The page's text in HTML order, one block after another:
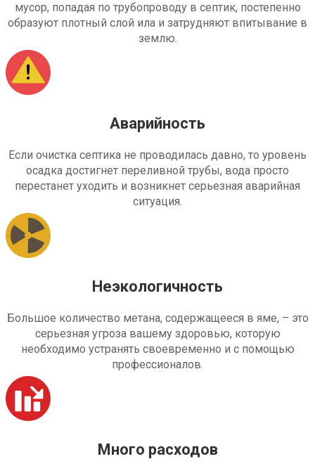
мусор, попадая по трубопроводу в септик, постепенно
образуют плотный слой ила и затрудняют впитывание в
землю.
Аварийность
Если очистка септика не проводилась давно, то уровень
осадка достигнет переливной трубы, вода просто
перестанет уходить и возникнет серьезная аварийная
ситуация.
Неэкологичность
Большое количество метана, содержащееся в яме, – это
серьезная угроза вашему здоровью, которую
необходимо устранять своевременно и с помощью
профессионалов.
Много расходов